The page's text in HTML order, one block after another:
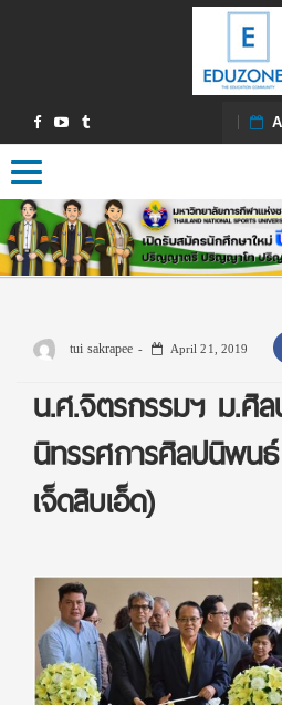
Toggle navigation
tui sakrapee April 21, 2019
น.ศ.จิตรกรรมฯ ม.ศิ
นิทรรศการศิลปนิพน
เจ็ดสิบเอ็ด)